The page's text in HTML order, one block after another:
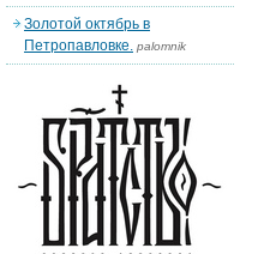
Золотой октябрь в
Петропавловке. palomnik